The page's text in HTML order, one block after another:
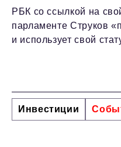
РБК со ссылкой на
парламенте Струков
и использует свой
Инвестиции